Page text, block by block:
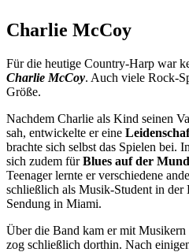
Charlie McCoy
Für die heutige Country-Harp war
Charlie McCoy. Auch viele Rock-
Größe.
Nachdem Charlie als Kind seinen
sah, entwickelte er eine
brachte sich selbst das Spielen bei.
sich zudem fürBlues auf der
Teenager lernte er verschiedene
schließlich als Musik-Student in
Sendung in Miami.
Über die Band kam er mit
zog schließlich dorthin. Nach